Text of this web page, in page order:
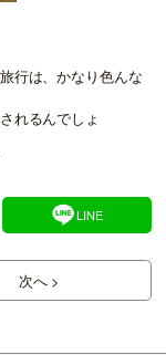
行は、かなり色んな
れるんでしょ
LINE
次へ >